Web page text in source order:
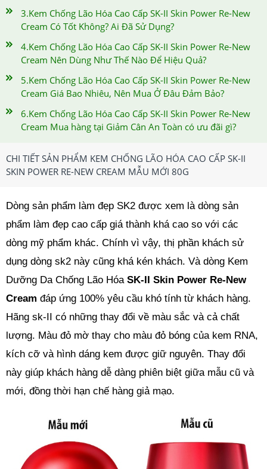
3.Kem Chống Lão Hóa Cao Cấp SK-II Skin Power Re-New
Cream Có Tốt Không? Ai Đã Sử Dụng?
4.Kem Chống Lão Hóa Cao Cấp SK-II Skin Power Re-New
Cream Nên Dùng Như Thế Nào Để Hiệu Quả?
5.Kem Chống Lão Hóa Cao Cấp SK-II Skin Power Re-New
Cream Giá Bao Nhiêu, Nên Mua Ở Đâu Đảm Bảo?
6.Kem Chống Lão Hóa Cao Cấp SK-II Skin Power Re-New
Cream Mua hàng tại Giảm Cân An Toàn có ưu đãi gì?
CHI TIẾT SẢN PHẨM KEM CHỐNG LÃO HÓA CAO CẤP SK-II
SKIN POWER RE-NEW CREAM MẪU MỚI 80G
Dòng sản phẩm làm đẹp SK2 được xem là dòng sản
phẩm làm đẹp cao cấp giá thành khá cao so với các
dòng mỹ phẩm khác. Chính vì vậy, thị phần khách sử
dụng dòng sk2 này cũng khá kén khách. Và dòng Kem
Dưỡng Da Chống Lão Hóa SK-II Skin Power Re-New
Cream đáp ứng 100% yêu cầu khó tính từ khách hàng.
Hãng sk-II có những thay đổi về màu sắc và cả chất
lượng. Màu đỏ mờ thay cho màu đỏ bóng của kem RNA,
kích cỡ và hình dáng kem được giữ nguyên. Thay đổi
này giúp khách hàng dễ dàng phiên biệt giữa mẫu cũ và
mới, đồng thời hạn chế hàng giả mạo.